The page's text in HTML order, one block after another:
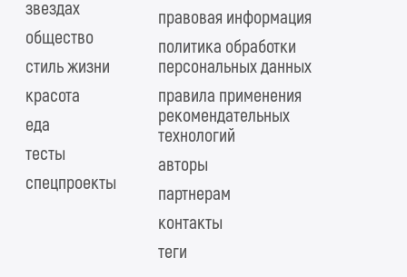
звездах
общество
стиль жизни
красота
еда
тесты
спецпроекты
правовая информация
политика обработки
персональных данных
правила применения
рекомендательных
технологий
авторы
партнерам
контакты
теги